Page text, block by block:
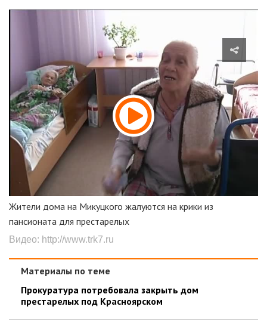
Жители дома на Микуцкого жалуются на крики из
пансионата для престарелых
Видео: http://www.trk7.ru
Материалы по теме
Прокуратура потребовала закрыть дом
престарелых под Красноярском